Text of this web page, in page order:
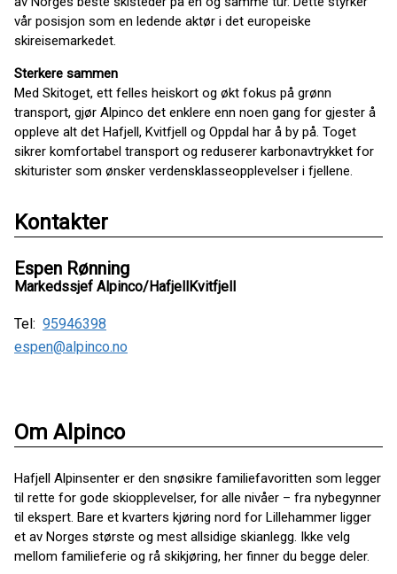
vår posisjon som en ledende aktør i det europeiske
skireisemarkedet.
Sterkere sammen
Med Skitoget, ett felles heiskort og økt fokus på grønn
transport, gjør Alpinco det enklere enn noen gang for gjester å
oppleve alt det Hafjell, Kvitfjell og Oppdal har å by på. Toget
sikrer komfortabel transport og reduserer karbonavtrykket for
skiturister som ønsker verdensklasseopplevelser i fjellene.
Kontakter
Espen Rønning
Markedssjef Alpinco/HafjellKvitfjell
Tel: 95946398
espen@alpinco.no
Om Alpinco
Hafjell Alpinsenter er den snøsikre familiefavoritten som legger
til rette for gode skiopplevelser, for alle nivåer – fra nybegynner
til ekspert. Bare et kvarters kjøring nord for Lillehammer ligger
et av Norges største og mest allsidige skianlegg. Ikke velg
mellom familieferie og rå skikjøring, her finner du begge deler.